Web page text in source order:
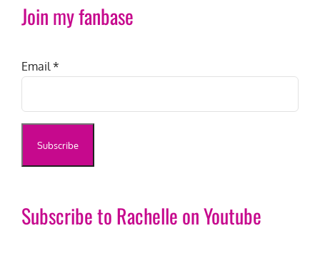
Join my fanbase
Email *
Subscribe to Rachelle on Youtube